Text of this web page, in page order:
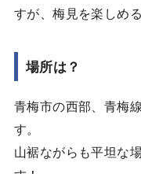
すが、梅見を楽しめ
場所は？
青梅市の西部、青梅
す。
山裾ながらも平坦な